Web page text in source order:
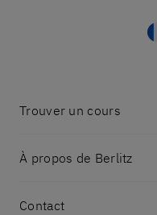
Trouver un cours
À propos de Berlitz
Contact